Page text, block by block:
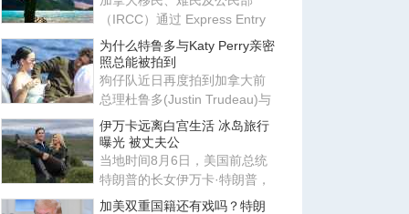
（IRCC）通过 Express Entry
系统发出新一轮邀请，邀请更
多
为什么特鲁多与Katy Perry亲密
照总能被拍到
狗仔队近日再度拍到加拿大前
总理杜鲁多(Justin Trudeau)与
美国歌手姬蒂派莉(Katy Perr
伊万卡远离白宫生活 冰岛旅行
曝光 被丈夫公
当地时间8月6日，美国前总统
特朗普的长女伊万卡·特朗普，
与丈夫贾里德·库什纳现身冰
加美双重国籍还有戏吗？特朗